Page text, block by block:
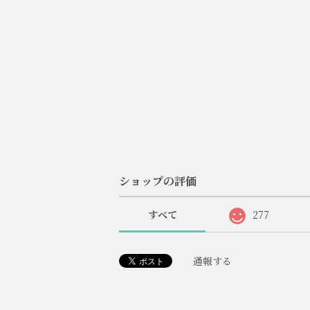
ショップの評価
すべて 277
通報する